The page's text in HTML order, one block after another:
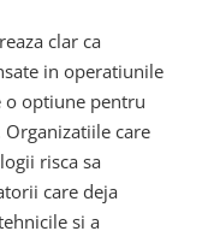
clar ca
in operatiunile
o optiune pentru
care
risca sa
care deja
si a